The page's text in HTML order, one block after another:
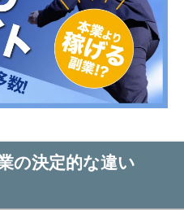
の決定的な違い